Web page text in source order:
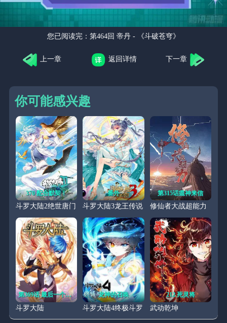
您已阅读完： 第464回 帝丹 - 《斗破苍穹》
上一章 返回详情 下一章
你可能感兴趣
370 配合默契！
斗罗大陆2绝世唐门
番外
斗罗大陆3龙王传说
第315话瘟神来信
修仙者大战超能力
第369话 最后一个条件（上）
斗罗大陆
龙神的召唤
斗罗大陆4终极斗罗
212 死灵将
武动乾坤